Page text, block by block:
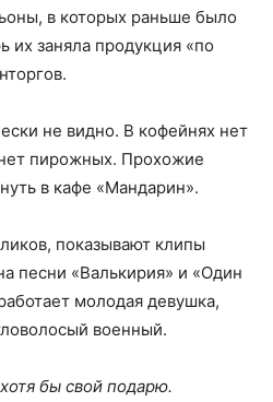
в которых раньше было
их заняла продукция «по
не видно. В кофейнях нет
пирожных. Прохожие
в кафе «Мандарин».
показывают клипы
песни «Валькирия» и «Один
молодая девушка,
военный.
бы свой подарю.